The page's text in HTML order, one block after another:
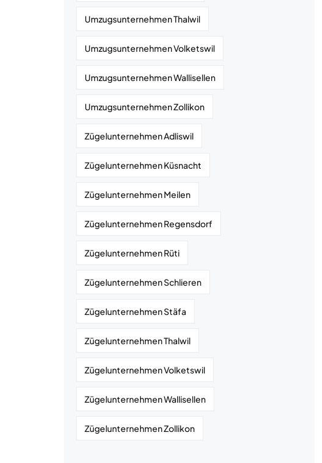
Umzugsunternehmen Thalwil
Umzugsunternehmen Volketswil
Umzugsunternehmen Wallisellen
Umzugsunternehmen Zollikon
Zügelunternehmen Adliswil
Zügelunternehmen Küsnacht
Zügelunternehmen Meilen
Zügelunternehmen Regensdorf
Zügelunternehmen Rüti
Zügelunternehmen Schlieren
Zügelunternehmen Stäfa
Zügelunternehmen Thalwil
Zügelunternehmen Volketswil
Zügelunternehmen Wallisellen
Zügelunternehmen Zollikon